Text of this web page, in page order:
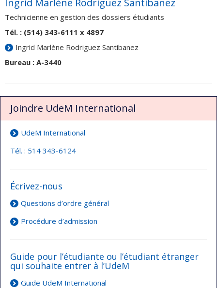
Ingrid Marlène Rodriguez Santibanez
Technicienne en gestion des dossiers étudiants
Tél. : (514) 343-6111 x 4897
Ingrid Marlène Rodriguez Santibanez
Bureau : A-3440
Joindre UdeM International
UdeM International
Tél. : 514 343-6124
Écrivez-nous
Questions d’ordre général
Procédure d’admission
Guide pour l’étudiante ou l’étudiant étranger
qui souhaite entrer à l’UdeM
Guide UdeM International